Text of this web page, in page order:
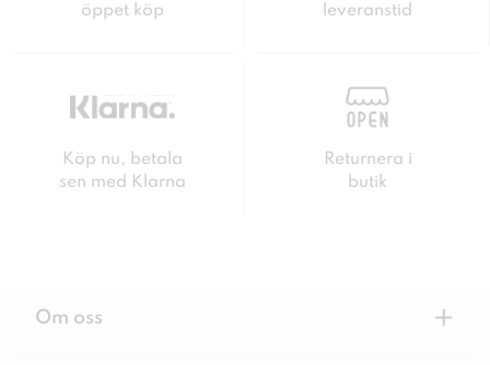
öppet köp
leveranstid
Köp nu, betala
sen med Klarna
Returnera i
butik
Om oss +